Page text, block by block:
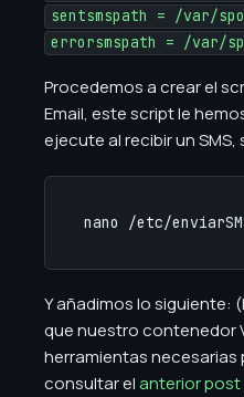
sentsmspath = /var/
errorsmspath = /var/
Procedemos a crear el
Email, este script le
ejecute al recibir un
nano /etc/
Y añadimos lo siguiente:
que nuestro contenedor
herramientas necesarias
consultar elanterior post